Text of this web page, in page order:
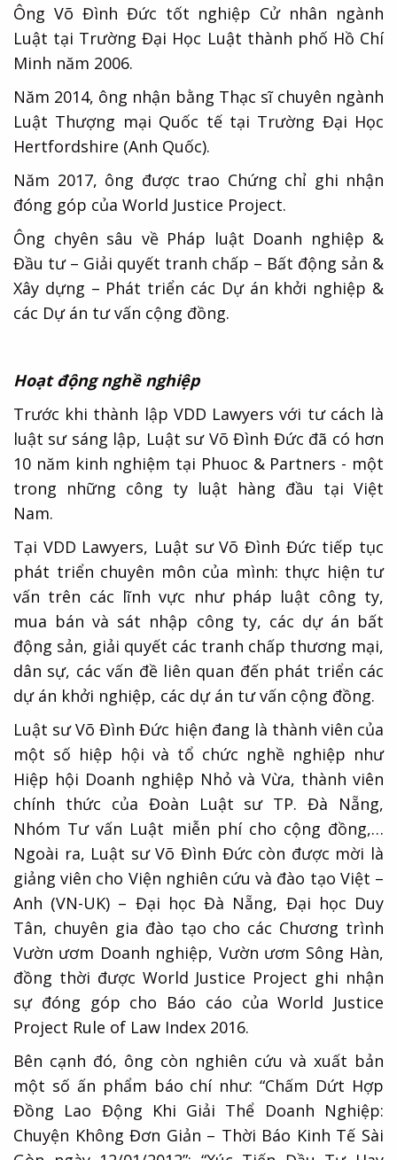
Ông Võ Đình Đức tốt nghiệp Cử nhân ngành
Luật tại Trường Đại Học Luật thành phố Hồ Chí
Minh năm 2006.
Năm 2014, ông nhận bằng Thạc sĩ chuyên ngành
Luật Thượng mại Quốc tế tại Trường Đại Học
Hertfordshire (Anh Quốc).
Năm 2017, ông được trao Chứng chỉ ghi nhận
đóng góp của World Justice Project.
Ông chyên sâu về Pháp luật Doanh nghiệp &
Đầu tư – Giải quyết tranh chấp – Bất động sản &
Xây dựng – Phát triển các Dự án khởi nghiệp &
các Dự án tư vấn cộng đồng.
Hoạt động nghề nghiệp
Trước khi thành lập VDD Lawyers với tư cách là
luật sư sáng lập, Luật sư Võ Đình Đức đã có hơn
10 năm kinh nghiệm tại Phuoc & Partners - một
trong những công ty luật hàng đầu tại Việt
Nam.
Tại VDD Lawyers, Luật sư Võ Đình Đức tiếp tục
phát triển chuyên môn của mình: thực hiện tư
vấn trên các lĩnh vực như pháp luật công ty,
mua bán và sát nhập công ty, các dự án bất
động sản, giải quyết các tranh chấp thương mại,
dân sự, các vấn đề liên quan đến phát triển các
dự án khởi nghiệp, các dự án tư vấn cộng đồng.
Luật sư Võ Đình Đức hiện đang là thành viên của
một số hiệp hội và tổ chức nghề nghiệp như
Hiệp hội Doanh nghiệp Nhỏ và Vừa, thành viên
chính thức của Đoàn Luật sư TP. Đà Nẵng,
Nhóm Tư vấn Luật miễn phí cho cộng đồng,…
Ngoài ra, Luật sư Võ Đình Đức còn được mời là
giảng viên cho Viện nghiên cứu và đào tạo Việt –
Anh (VN-UK) – Đại học Đà Nẵng, Đại học Duy
Tân, chuyên gia đào tạo cho các Chương trình
Vườn ươm Doanh nghiệp, Vườn ươm Sông Hàn,
đồng thời được World Justice Project ghi nhận
sự đóng góp cho Báo cáo của World Justice
Project Rule of Law Index 2016.
Bên cạnh đó, ông còn nghiên cứu và xuất bản
một số ấn phẩm báo chí như: “Chấm Dứt Hợp
Đồng Lao Động Khi Giải Thể Doanh Nghiệp:
Chuyện Không Đơn Giản – Thời Báo Kinh Tế Sài